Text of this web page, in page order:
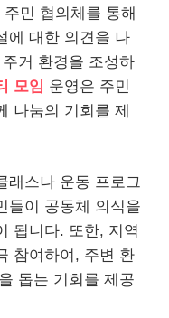
민 협의체를 통해
에 대한 의견을 나
거 환경을 조성하
모임 운영은 주민
나눔의 기회를 제
래스나 운동 프로그
들이 공동체 의식을
됩니다. 또한, 지역
참여하여, 주변 환
돕는 기회를 제공